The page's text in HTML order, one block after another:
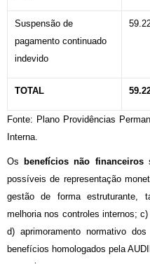
Suspensão de
pagamento continuado
indevido
TOTAL
Fonte: Plano Providências
Interna.
Os benefícios não financeiros
possíveis de representação
gestão de forma estruturante,
melhoria nos controles internos;
d) aprimoramento normativo
benefícios homologados pela